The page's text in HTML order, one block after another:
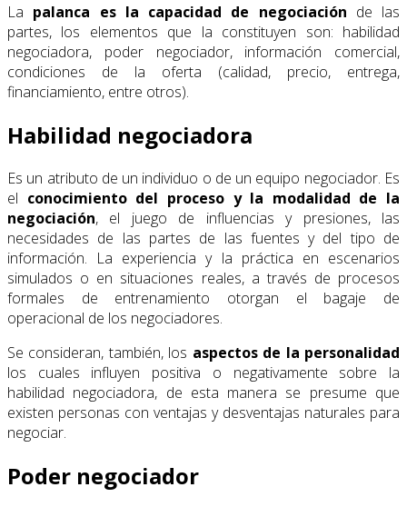
La palanca es la capacidad de negociación de las
partes, los elementos que la constituyen son: habilidad
negociadora, poder negociador, información comercial,
condiciones de la oferta (calidad, precio, entrega,
financiamiento, entre otros).
Habilidad negociadora
Es un atributo de un individuo o de un equipo negociador. Es
el conocimiento del proceso y la modalidad de la
negociación, el juego de influencias y presiones, las
necesidades de las partes de las fuentes y del tipo de
información. La experiencia y la práctica en escenarios
simulados o en situaciones reales, a través de procesos
formales de entrenamiento otorgan el bagaje de
operacional de los negociadores.
Se consideran, también, los aspectos de la personalidad
los cuales influyen positiva o negativamente sobre la
habilidad negociadora, de esta manera se presume que
existen personas con ventajas y desventajas naturales para
negociar.
Poder negociador